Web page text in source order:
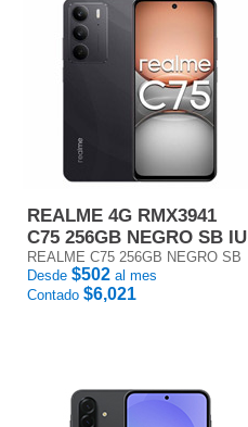
REALME 4G RMX3941
C75 256GB NEGRO SB IU
REALME C75 256GB NEGRO SB
Desde $502 al mes
Contado $6,021